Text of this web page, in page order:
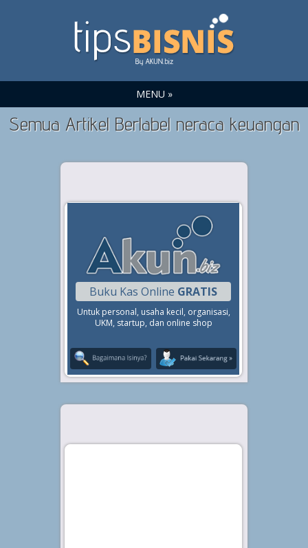
MENU »
Semua Artikel Berlabel neraca keuangan
Buku Kas Online GRATIS
Untuk personal, usaha kecil, organisasi,
UKM, startup, dan online shop